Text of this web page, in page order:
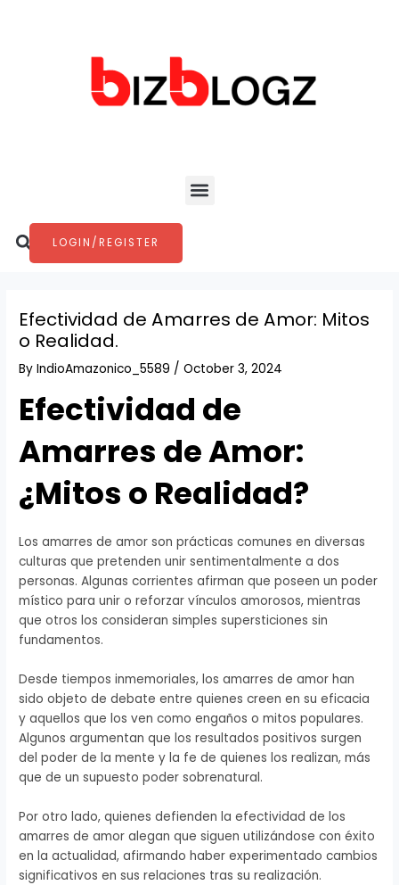
Menu
Search
LOGIN/REGISTER
Efectividad de Amarres de Amor: Mitos
o Realidad.
ByIndioAmazonico_5589 /October 3, 2024
Efectividad de
Amarres de Amor:
¿Mitos o Realidad?
Los amarres de amor son prácticas comunes en diversas
culturas que pretenden unir sentimentalmente a dos
personas. Algunas corrientes afirman que poseen un poder
místico para unir o reforzar vínculos amorosos, mientras
que otros los consideran simples supersticiones sin
fundamentos.
Desde tiempos inmemoriales, los amarres de amor han
sido objeto de debate entre quienes creen en su eficacia
y aquellos que los ven como engaños o mitos populares.
Algunos argumentan que los resultados positivos surgen
del poder de la mente y la fe de quienes los realizan, más
que de un supuesto poder sobrenatural.
Por otro lado, quienes defienden la efectividad de los
amarres de amor alegan que siguen utilizándose con éxito
en la actualidad, afirmando haber experimentado cambios
significativos en sus relaciones tras su realización.